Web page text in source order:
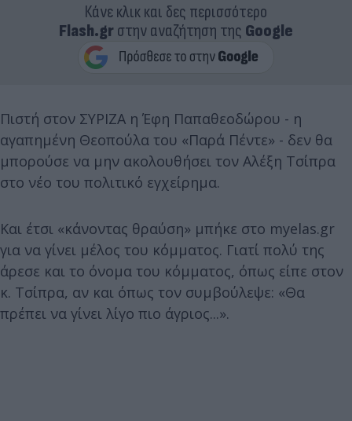
Κάνε κλικ και δες περισσότερο
Flash.grστην αναζήτηση της Google
Πιστή στον ΣΥΡΙΖΑ η Έφη Παπαθεοδώρου - η
αγαπημένη Θεοπούλα του «Παρά Πέντε» - δεν θα
μπορούσε να μην ακολουθήσει τον Αλέξη Τσίπρα
στο νέο του πολιτικό εγχείρημα.
Και έτσι «κάνοντας θραύση» μπήκε στo myelas.gr
για να γίνει μέλος του κόμματος. Γιατί πολύ της
άρεσε και το όνομα του κόμματος, όπως είπε στον
κ. Τσίπρα, αν και όπως τον συμβούλεψε: «Θα
πρέπει να γίνει λίγο πιο άγριος...».